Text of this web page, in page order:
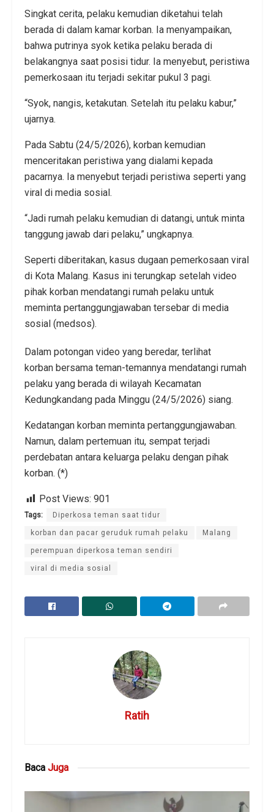
Singkat cerita, pelaku kemudian diketahui telah
berada di dalam kamar korban. Ia menyampaikan,
bahwa putrinya syok ketika pelaku berada di
belakangnya saat posisi tidur. Ia menyebut, peristiwa
pemerkosaan itu terjadi sekitar pukul 3 pagi.
“Syok, nangis, ketakutan. Setelah itu pelaku kabur,”
ujarnya.
Pada Sabtu (24/5/2026), korban kemudian
menceritakan peristiwa yang dialami kepada
pacarnya. Ia menyebut terjadi peristiwa seperti yang
viral di media sosial.
“Jadi rumah pelaku kemudian di datangi, untuk minta
tanggung jawab dari pelaku,” ungkapnya.
Seperti diberitakan, kasus dugaan pemerkosaan viral
di Kota Malang. Kasus ini terungkap setelah video
pihak korban mendatangi rumah pelaku untuk
meminta pertanggungjawaban tersebar di media
sosial (medsos).
Dalam potongan video yang beredar, terlihat
korban bersama teman-temannya mendatangi rumah
pelaku yang berada di wilayah Kecamatan
Kedungkandang pada Minggu (24/5/2026) siang.
Kedatangan korban meminta pertanggungjawaban.
Namun, dalam pertemuan itu, sempat terjadi
perdebatan antara keluarga pelaku dengan pihak
korban. (*)
Post Views: 901
Tags: Diperkosa teman saat tidur
korban dan pacar geruduk rumah pelaku Malang
perempuan diperkosa teman sendiri
viral di media sosial
Ratih
Baca Juga